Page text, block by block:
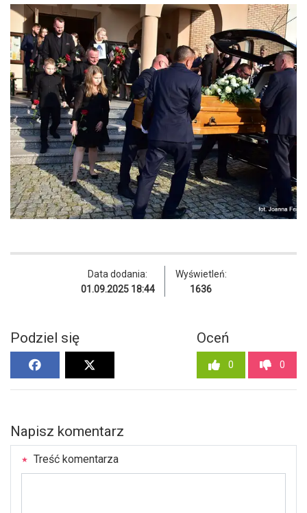
Data dodania:
01.09.2025 18:44
Wyświetleń:
1636
Podziel się Oceń
0 0
Napisz komentarz
Treść komentarza